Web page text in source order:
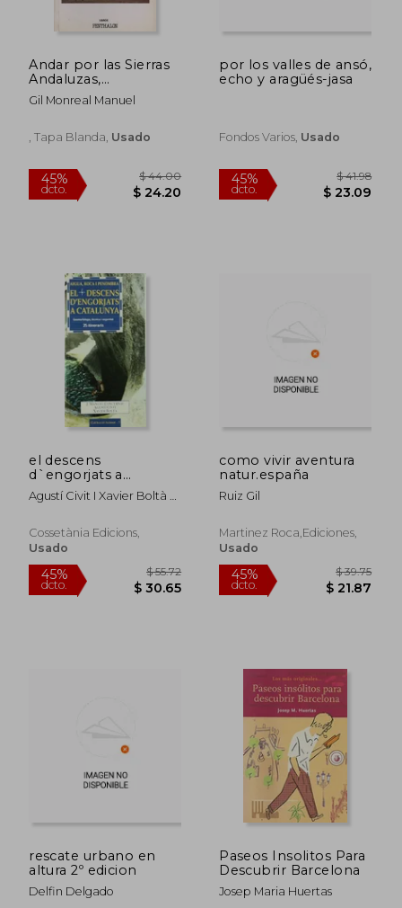
45% 45%
45%
dcto. $ 23.95
45%
dcto.
Andar por las Sierras
Andaluzas,
Excursiones y
Ascensiones
Gil Monreal Manuel
, Tapa Blanda, Usado
por los valles de ansó,
echo y aragüés-jasa
Fondos Varios, Usado
el descens
d`engorjats a
catalunya (en Catalán)
Agustí Civit I Xavier Boltà J.
Cossetània Edicions,
Usado
como vivir aventura
natur.españa
Ruiz Gil
Martinez Roca,ediciones,
Usado
rescate urbano en
altura 2º edicion
Delfin Delgado
Paseos Insolitos Para
Descubrir Barcelona
Josep Maria Huertas